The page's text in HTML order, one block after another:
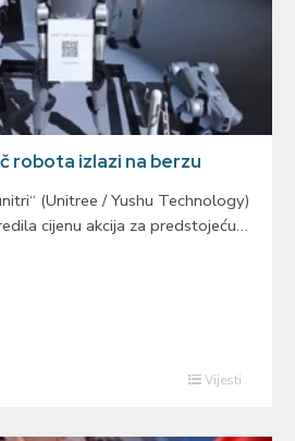
robota izlazi na berzu
(Unitree / Yushu Technology)
cijenu akcija za predstojeću…
Vijesti